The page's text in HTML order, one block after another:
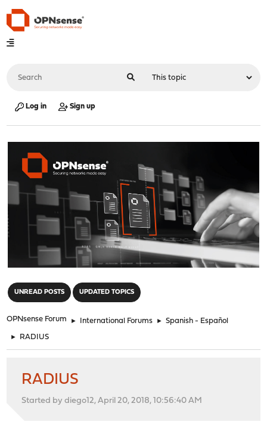
Log in Sign up
UNREAD POSTS UPDATED TOPICS
OPNsense Forum ► International Forums ► Spanish - Español
► RADIUS
RADIUS
Started by diego12, April 20, 2018, 10:56:40 AM